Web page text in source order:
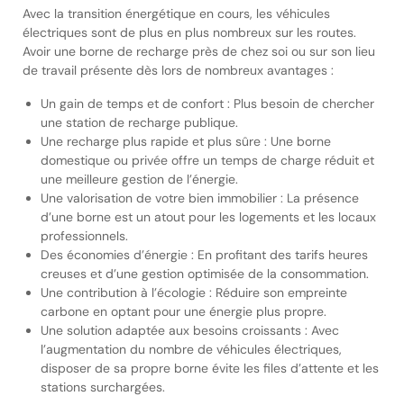
Avec la transition énergétique en cours, les véhicules
électriques sont de plus en plus nombreux sur les routes.
Avoir une borne de recharge près de chez soi ou sur son lieu
de travail présente dès lors de nombreux avantages :
Un gain de temps et de confort : Plus besoin de chercher
une station de recharge publique.
Une recharge plus rapide et plus sûre : Une borne
domestique ou privée offre un temps de charge réduit et
une meilleure gestion de l’énergie.
Une valorisation de votre bien immobilier : La présence
d’une borne est un atout pour les logements et les locaux
professionnels.
Des économies d’énergie : En profitant des tarifs heures
creuses et d’une gestion optimisée de la consommation.
Une contribution à l’écologie : Réduire son empreinte
carbone en optant pour une énergie plus propre.
Une solution adaptée aux besoins croissants : Avec
l’augmentation du nombre de véhicules électriques,
disposer de sa propre borne évite les files d’attente et les
stations surchargées.